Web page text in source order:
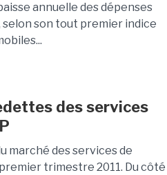
annuelle des dépenses
selon son tout premier indice
des services
marché des services de
trimestre 2011. Du côté